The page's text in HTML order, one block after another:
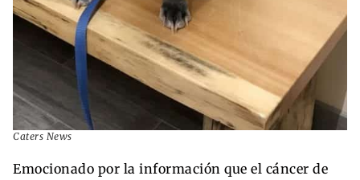
Caters News
Emocionado por la información que el cáncer de